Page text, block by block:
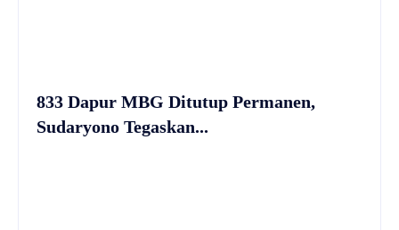
833 Dapur MBG Ditutup Permanen,
Sudaryono Tegaskan...